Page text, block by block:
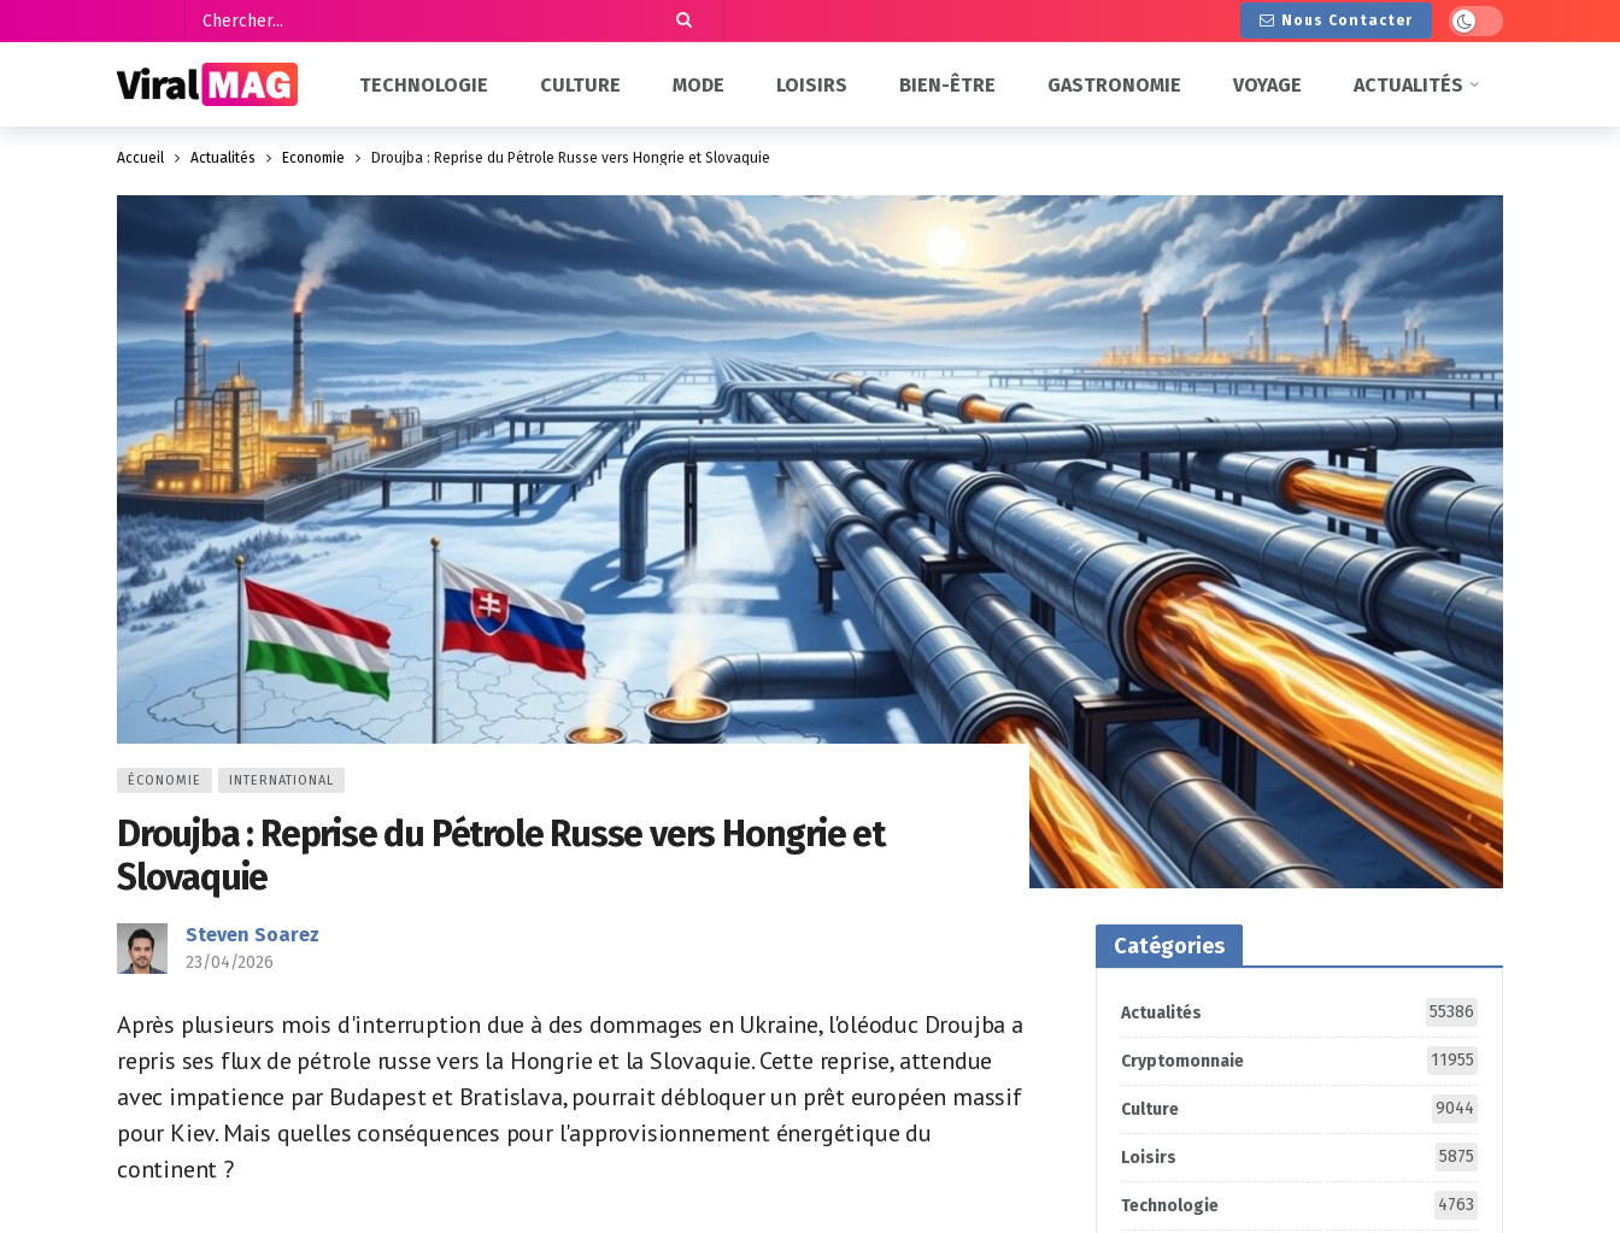
Nous Contacter Dark mode
TECHNOLOGIE CULTURE MODE LOISIRS BIEN-ÊTRE GASTRONOMIE VOYAGE ACTUALITÉS
Accueil Actualités Économie Droujba : Reprise du Pétrole Russe vers Hongrie et Slovaquie
ÉCONOMIE INTERNATIONAL
Droujba : Reprise du Pétrole Russe vers Hongrie et
Slovaquie
Steven Soarez
23/04/2026
Après plusieurs mois d'interruption due à des dommages en Ukraine, l'oléoduc Droujba a
repris ses flux de pétrole russe vers la Hongrie et la Slovaquie. Cette reprise, attendue
avec impatience par Budapest et Bratislava, pourrait débloquer un prêt européen massif
pour Kiev. Mais quelles conséquences pour l'approvisionnement énergétique du
continent ?
Catégories
Actualités 55386
Cryptomonnaie 11955
Culture 9044
Loisirs 5875
Technologie 4763